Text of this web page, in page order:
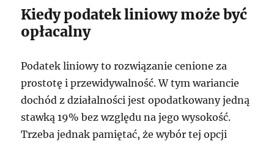
Kiedy podatek liniowy może być
opłacalny
Podatek liniowy to rozwiązanie cenione za
prostotę i przewidywalność. W tym wariancie
dochód z działalności jest opodatkowany jedną
stawką 19% bez względu na jego wysokość.
Trzeba jednak pamiętać, że wybór tej opcji